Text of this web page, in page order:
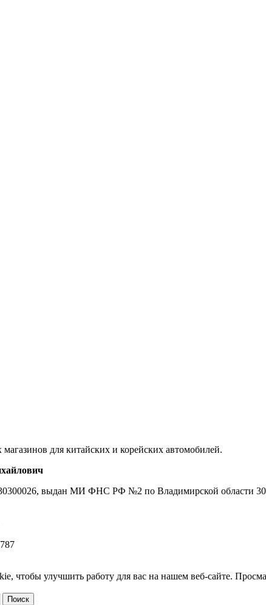
для китайских и корейских автомобилей.
выдан МИ ФНС РФ №2 по Владимирской области 30
чтобы улучшить работу для вас на нашем веб-сайте.
Поиск